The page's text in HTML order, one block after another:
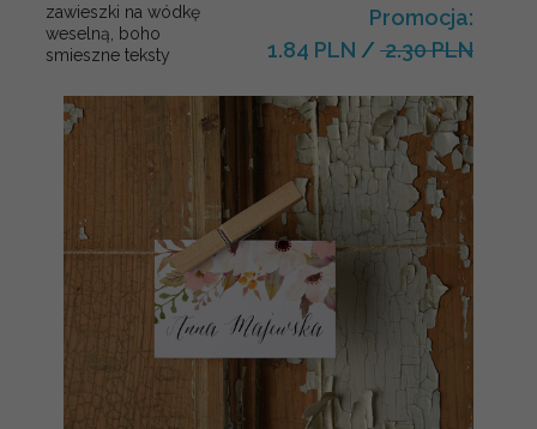
zawieszki na wódkę
weselną, boho
smieszne teksty
Promocja:
1.84 PLN / 2.30 PLN